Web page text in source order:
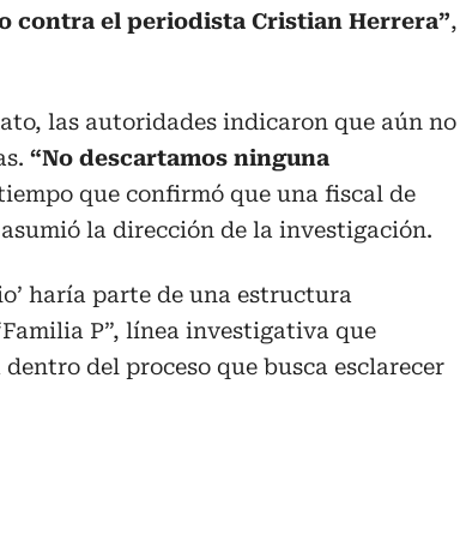
contra el periodista Cristian Herrera”,
las autoridades indicaron que aún no
“No descartamos ninguna
que confirmó que una fiscal de
la dirección de la investigación.
haría parte de una estructura
P”, línea investigativa que
del proceso que busca esclarecer